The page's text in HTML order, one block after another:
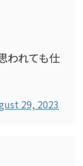
われても仕
29, 2023